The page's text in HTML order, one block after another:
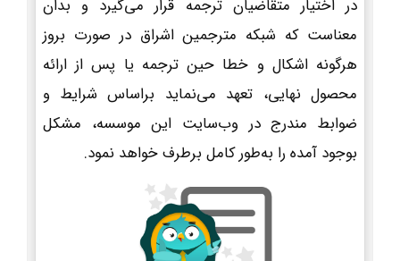
در اختیار متقاضیان ترجمه قرار می‌گیرد و بدان
معناست که شبکه مترجمین اشراق در صورت بروز
هرگونه اشکال و خطا حین ترجمه یا پس از ارائه
محصول نهایی، تعهد می‌نماید براساس شرایط و
ضوابط مندرج در وب‌سایت این موسسه، مشکل
بوجود آمده را به‌طور کامل برطرف خواهد نمود.